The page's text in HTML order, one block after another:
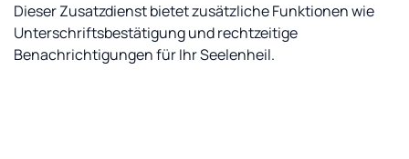
Dieser Zusatzdienst bietet zusätzliche Funktionen wie
Unterschriftsbestätigung und rechtzeitige
Benachrichtigungen für Ihr Seelenheil.